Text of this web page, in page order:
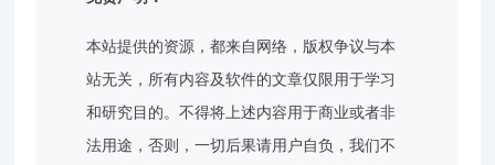
本站提供的资源，都来自网络，版权争议与本
站无关，所有内容及软件的文章仅限用于学习
和研究目的。不得将上述内容用于商业或者非
法用途，否则，一切后果请用户自负，我们不